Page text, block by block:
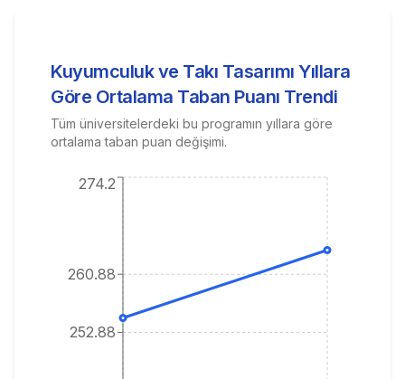
Kuyumculuk ve Takı Tasarımı Yıllara
Göre Ortalama Taban Puanı Trendi
Tüm üniversitelerdeki bu programın yıllara göre
ortalama taban puan değişimi.
252.88
260.88
274.2